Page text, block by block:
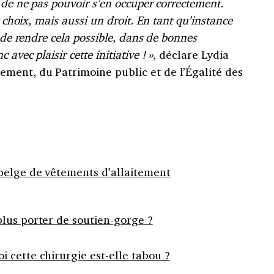
ne pas pouvoir s’en occuper correctement.
mais aussi un droit. En tant qu’instance
rendre cela possible, dans de bonnes
avec plaisir cette initiative ! », déclare Lydia
du Patrimoine public et de l’Égalité des
de vêtements d’allaitement
porter de soutien-gorge ?
cette chirurgie est-elle tabou ?